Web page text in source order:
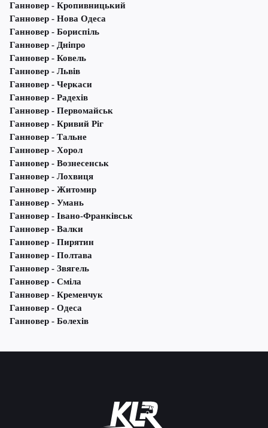
Ганновер - Кропивницький
Ганновер - Нова Одеса
Ганновер - Бориспіль
Ганновер - Дніпро
Ганновер - Ковель
Ганновер - Львів
Ганновер - Черкаси
Ганновер - Радехів
Ганновер - Первомайськ
Ганновер - Кривий Ріг
Ганновер - Тальне
Ганновер - Хорол
Ганновер - Вознесенськ
Ганновер - Лохвиця
Ганновер - Житомир
Ганновер - Умань
Ганновер - Івано-Франківськ
Ганновер - Валки
Ганновер - Пирятин
Ганновер - Полтава
Ганновер - Звягель
Ганновер - Сміла
Ганновер - Кременчук
Ганновер - Одеса
Ганновер - Болехів